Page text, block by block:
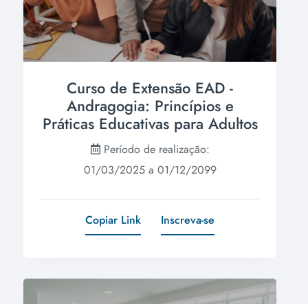
Curso de Extensão EAD -
Andragogia: Princípios e
Práticas Educativas para Adultos
Período de realização:
01/03/2025 a 01/12/2099
Copiar Link Inscreva-se